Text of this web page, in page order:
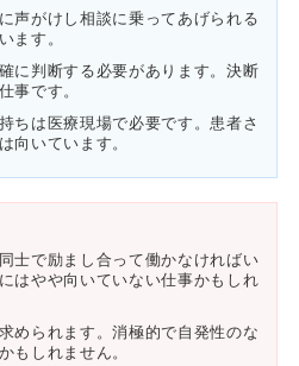
声がけし相談に乗ってあげられる
ます。
に判断する必要があります。決断
事です。
ちは医療現場で必要です。患者さ
向いています。
士で励まし合って働かなければい
はやや向いていない仕事かもしれ
められます。消極的で自発性のな
もしれません。